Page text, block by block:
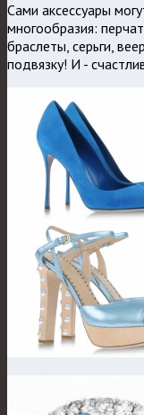
Сами аксессуары
многообразия:
браслеты, серьги,
подвязку! И -